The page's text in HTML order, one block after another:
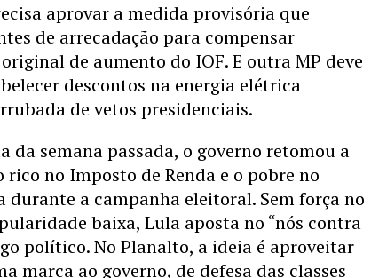
aprovar a medida provisória que
de arrecadação para compensar
de aumento do IOF. E outra MP deve
descontos na energia elétrica
de vetos presidenciais.
da semana passada, o governo retomou a
rico no Imposto de Renda e o pobre no
durante a campanha eleitoral. Sem força no
baixa, Lula aposta no “nós contra
político. No Planalto, a ideia é aproveitar
marca ao governo, de defesa das classes